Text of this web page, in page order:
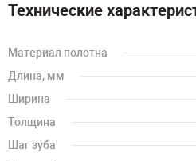
Технические
Материал полотна
Длина, мм
Ширина
Толщина
Шаг зуба